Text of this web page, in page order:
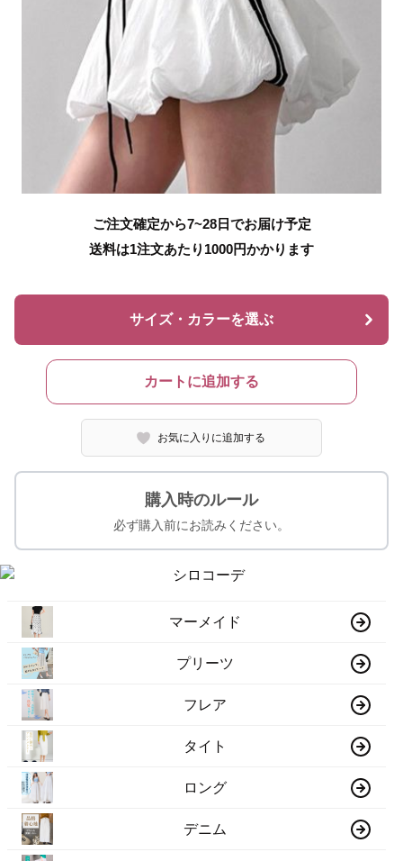
ご注文確定から7~28日でお届け予定
送料は1注文あたり 1000円かかります
サイズ・カラーを選ぶ
カートに追加する
お気に入りに追加する
購入時のルール
必ず購入前にお読みください。
マーメイド
プリーツ
フレア
タイト
ロング
デニム